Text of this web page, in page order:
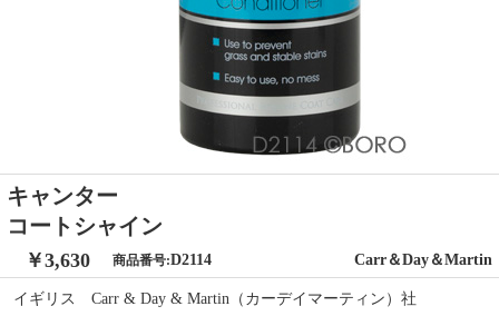
キャンター
コートシャイン
￥3,630 商品番号:D2114 Carr＆Day＆Martin
イギリス Carr & Day & Martin（カーデイマーティン）社